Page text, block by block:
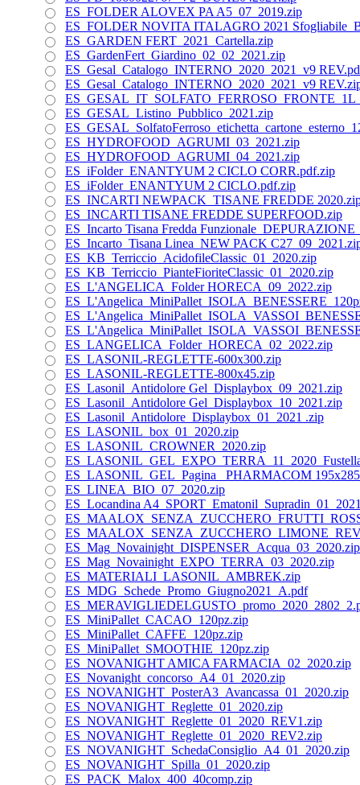
ES_FOLDER ALOVEX PA A5_07_2019.zip
ES_FOLDER NOVITA ITALAGRO 2021
ES_GARDEN FERT_2021_Cartella.zip
ES_GardenFert_Giardino_02_02_2021.zip
ES_Gesal_Catalogo_INTERNO_2020_2021_v9
ES_Gesal_Catalogo_INTERNO_2020_2021_v9
ES_GESAL_Listino_Pubblico_2021.zip
ES_HYDROFOOD_AGRUMI_03_2021.zip
ES_HYDROFOOD_AGRUMI_04_2021.zip
ES_iFolder_ENANTYUM 2 CICLO CORR.pdf.zip
ES_iFolder_ENANTYUM 2 CICLO.pdf.zip
ES_INCARTI NEWPACK_TISANE FREDDE
ES_INCARTI TISANE FREDDE SUPERFOOD.zip
ES_Incarto Tisana Fredda
ES_Incarto_Tisana Linea_NEW PACK
ES_KB_Terriccio_AcidofileClassic_01_2020.zip
ES_KB_Terriccio_PianteFioriteClassic_01_2020.zip
ES_L'ANGELICA_Folder HORECA_09_2022.zip
ES_LANGELICA_Folder_HORECA_02_2022.zip
ES_LASONIL-REGLETTE-600x300.zip
ES_LASONIL-REGLETTE-800x45.zip
ES_Lasonil_Antidolore Gel_Displaybox_09_2021.zip
ES_Lasonil_Antidolore Gel_Displaybox_10_2021.zip
ES_Lasonil_Antidolore_Displaybox_01_2021 .zip
ES_LASONIL_box_01_2020.zip
ES_LASONIL_CROWNER_2020.zip
ES_LASONIL_GEL_Pagina_ PHARMACOM
ES_LINEA_BIO_07_2020.zip
ES_Locandina
ES_Mag_Novainight_DISPENSER_Acqua_03_2020.zip
ES_Mag_Novainight_EXPO_TERRA_03_2020.zip
ES_MATERIALI_LASONIL_AMBREK.zip
ES_MDG_Schede_Promo_Giugno2021_A.pdf
ES_MiniPallet_CACAO_120pz.zip
ES_MiniPallet_CAFFE_120pz.zip
ES_MiniPallet_SMOOTHIE_120pz.zip
ES_NOVANIGHT AMICA FARMACIA_02_2020.zip
ES_Novanight_concorso_A4_01_2020.zip
ES_NOVANIGHT_PosterA3_Avancassa_01_2020.zip
ES_NOVANIGHT_Reglette_01_2020.zip
ES_NOVANIGHT_Reglette_01_2020_REV1.zip
ES_NOVANIGHT_Reglette_01_2020_REV2.zip
ES_NOVANIGHT_SchedaConsiglio_A4_01_2020.zip
ES_NOVANIGHT_Spilla_01_2020.zip
ES_PACK_Malox_400_40comp.zip